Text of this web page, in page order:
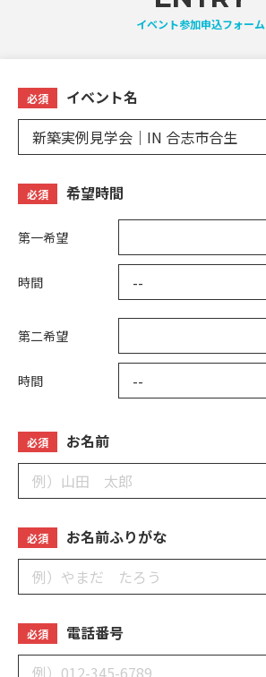
イベント参加申込フォーム
必須 イベント名
必須 希望時間
第一希望
時間
第二希望
時間
必須 お名前
必須 お名前ふりがな
必須 電話番号